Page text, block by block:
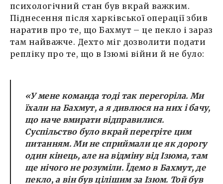
психологічний стан був вкрай важким.
Піднесення після харківської операції збив
наратив про те, що Бахмут – це пекло і зараз
там найважче. Дехто міг дозволити подати
репліку про те, що в Ізюмі війни й не було:
«У мене команда тоді так перегоріла. Ми
їхали на Бахмут, а я дивлюся на них і бачу,
що наче вмирати відправилися.
Суспільство було вкрай перегріте цим
питанням. Ми не сприймали це як дорогу
один кінець, але на відміну від Ізюма, там
ще нічого не розуміли. Їдемо в Бахмут, де
пекло, а він був цілішим за Ізюм. Той був